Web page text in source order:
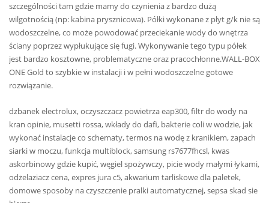
szczególności tam gdzie mamy do czynienia z bardzo dużą
wilgotnością (np: kabina prysznicowa). Półki wykonane z płyt g/k nie są
wodoszczelne, co może powodować przeciekanie wody do wnętrza
ściany poprzez wypłukujące się fugi. Wykonywanie tego typu półek
jest bardzo kosztowne, problematyczne oraz pracochłonne.WALL-BOX
ONE Gold to szybkie w instalacji i w pełni wodoszczelne gotowe
rozwiązanie.
dzbanek electrolux, oczyszczacz powietrza eap300, filtr do wody na
kran opinie, musetti rossa, wkłady do dafi, bakterie coli w wodzie, jak
wykonać instalacje co schematy, termos na wodę z kranikiem, zapach
siarki w moczu, funkcja multiblock, samsung rs7677fhcsl, kwas
askorbinowy gdzie kupić, węgiel spożywczy, picie wody małymi łykami,
odżelaziacz cena, expres jura c5, akwarium tarliskowe dla paletek,
domowe sposoby na czyszczenie pralki automatycznej, sepsa skad sie